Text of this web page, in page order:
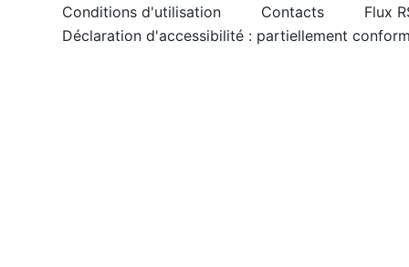
Conditions d'utilisation Contacts
Flux
Déclaration d'accessibilité : partiellement